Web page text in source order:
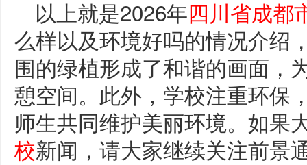
以上就是2026年四川省成都
么样以及环境好吗的情况介绍
围的绿植形成了和谐的画面，
憩空间。此外，学校注重环保
师生共同维护美丽环境。如果
校新闻，请大家继续关注前景